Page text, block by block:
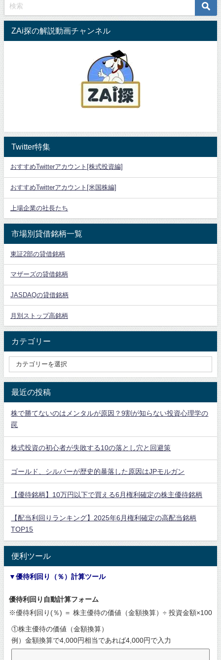
ZAi探の解説動画チャンネル
Twitter特集
おすすめTwitterアカウント[株式投資編]
おすすめTwitterアカウント[米国株編]
上場企業の社長たち
市場別貸借銘柄一覧
東証2部の貸借銘柄
マザーズの貸借銘柄
JASDAQの貸借銘柄
月別ストップ高銘柄
カテゴリー
最近の投稿
株で勝てないのはメンタルが原因？9割が知らない投資心理学の
罠
株式投資の初心者が失敗する10の落とし穴と回避策
ゴールド、シルバーが歴史的暴落した原因はJPモルガン
【優待銘柄】10万円以下で買える6月権利確定の株主優待銘柄
【配当利回りランキング】2025年6月権利確定の高配当銘柄
TOP15
便利ツール
▼優待利回り（％）計算ツール
優待利回り自動計算フォーム
※優待利回り(％) ＝ 株主優待の価値（金額換算）÷ 投資金額×100
①株主優待の価値（金額換算）
例）金額換算で4,000円相当であれば4,000円で入力